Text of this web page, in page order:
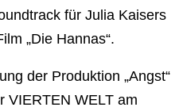
für Julia Kaisers
„Die Hannas“.
der Produktion „Angst“
VIERTEN WELT am